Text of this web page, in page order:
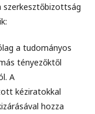
a tudományos
tényezőktől
A
kéziratokkal
hozza